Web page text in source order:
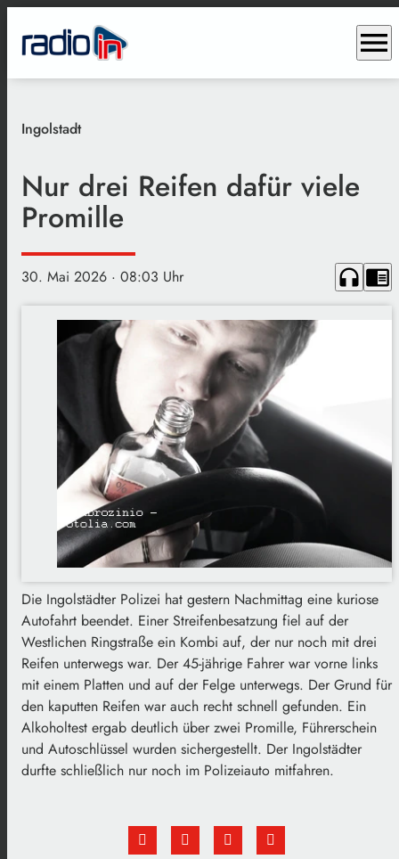
menu
Ingolstadt
Nur drei Reifen dafür viele
Promille
30. Mai 2026 · 08:03 Uhr headphones chrome_reader_mode
Die Ingolstädter Polizei hat gestern Nachmittag eine kuriose
Autofahrt beendet. Einer Streifenbesatzung fiel auf der
Westlichen Ringstraße ein Kombi auf, der nur noch mit drei
Reifen unterwegs war. Der 45-jährige Fahrer war vorne links
mit einem Platten und auf der Felge unterwegs. Der Grund für
den kaputten Reifen war auch recht schnell gefunden. Ein
Alkoholtest ergab deutlich über zwei Promille, Führerschein
und Autoschlüssel wurden sichergestellt. Der Ingolstädter
durfte schließlich nur noch im Polizeiauto mitfahren.